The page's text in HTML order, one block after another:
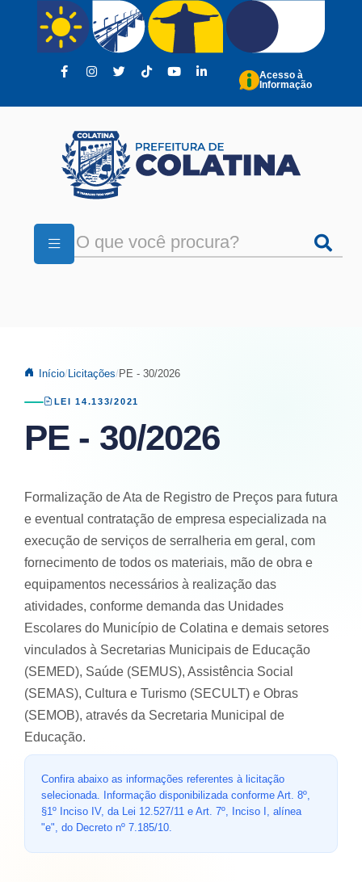
Pular para o conteúdo principal
Acesso à
Informação
Início Licitações PE - 30/2026
LEI 14.133/2021
PE - 30/2026
Formalização de Ata de Registro de Preços para futura
e eventual contratação de empresa especializada na
execução de serviços de serralheria em geral, com
fornecimento de todos os materiais, mão de obra e
equipamentos necessários à realização das
atividades, conforme demanda das Unidades
Escolares do Município de Colatina e demais setores
vinculados à Secretarias Municipais de Educação
(SEMED), Saúde (SEMUS), Assistência Social
(SEMAS), Cultura e Turismo (SECULT) e Obras
(SEMOB), através da Secretaria Municipal de
Educação.
Confira abaixo as informações referentes à licitação
selecionada. Informação disponibilizada conforme Art. 8º,
§1º Inciso IV, da Lei 12.527/11 e Art. 7º, Inciso I, alínea
"e", do Decreto nº 7.185/10.